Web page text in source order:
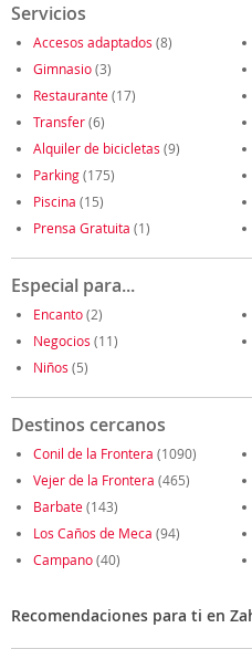
Servicios
Accesos adaptados (8)
Gimnasio(3)
Restaurante(17)
Transfer(6)
Alquiler de bicicletas (9)
Parking(175)
Piscina (15)
Prensa Gratuita (1)
Especial para...
Encanto(2)
Negocios (11)
Niños (5)
Destinos cercanos
Conil de la Frontera (1090)
Vejer de la Frontera (465)
Barbate(143)
Los Caños de Meca (94)
Campano(40)
Recomendaciones para ti en